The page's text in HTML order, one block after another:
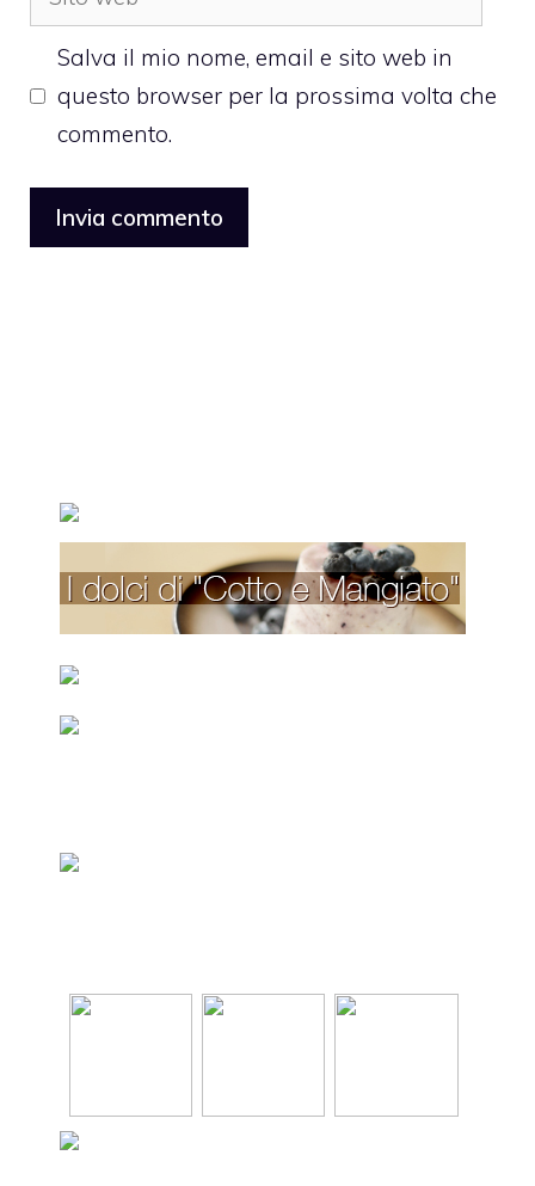
web
Salva il mio nome, email e sito web in
questo browser per la prossima volta che
commento.